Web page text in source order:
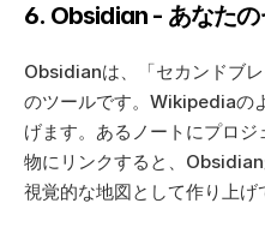
6. Obsidian - あなた
Obsidianは、「セカンドブ
のツールです。Wikipediaの
げます。あるノートにプロ
物にリンクすると、
視覚的な地図として作り上げ